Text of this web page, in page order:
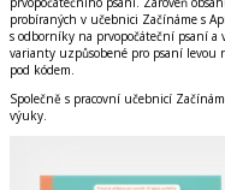
probíraných v učebnici Začínáme s
s odborníky na prvopočáteční psaní
varianty uzpůsobené pro psaní levou
pod kódem.
Společně s pracovní učebnicí
výuky.